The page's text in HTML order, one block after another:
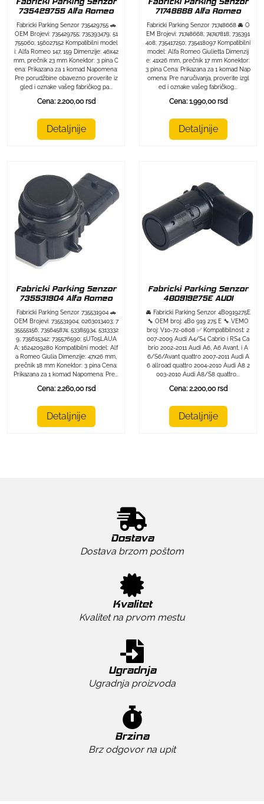
735429755 Alfa Romeo
Fabricki Parking Senzor 735429755 🚗
OEM Brojevi: 735429755; 735393479; 51
755060; 156027152 Kompatibilni model
i: Alfa Romeo 147, 159 Dimenzije: 46x42
mm, prečnik 23 mm Konektor: 3 pina C
ena: Prikazana za 1 komad Napomena:
Pre porudžbine obavezno proverite iz
gled i oznake vašeg fabričkog pa...
Cena: 2.200,00 rsd
Detaljnije
71748668 Alfa Romeo
Fabricki Parking Senzor 71748668 🚘 O
EM Brojevi: 71748668; 74747818; 735391
408; 735417250; 735418097 Kompatibilni
model: Alfa Romeo Giulietta Dimenzij
e: 41x26 mm, prečnik 17 mm Konektor:
3 pina Cena: Prikazana za 1 komad Nap
omena: Pre naručivanja, proverite izgl
ed i oznake vašeg fabričkog...
Cena: 1.990,00 rsd
Detaljnije
Fabricki Parking Senzor
735531904 Alfa Romeo
Fabricki Parking Senzor 735531904 🚗
OEM Brojevi: 735531904; 0263013403; 7
35555156; 735645874; 53385934; 5313332
9; 735615342; 735576590; 5UT05LAUA
A; 1624209280 Kompatibilni model: Alf
a Romeo Giulia Dimenzije: 47x26 mm,
prečnik 18 mm Konektor: 3 pina Cena:
Prikazana za 1 komad Napomena: Pre...
Cena: 2.260,00 rsd
Detaljnije
Fabricki Parking Senzor
4B0919275E AUDI
🚘 Fabricki Parking Senzor 4B0919275E
🔧 OEM broj: 4B0 919 275 E 🔧 VEMO
broj: V10-72-0808 ✅ Kompatibilnost: 2
007-2009 Audi A4/S4 Cabrio i RS4 Ca
brio 2002-2011 Audi A6, A6 Avant, i A
6/S6/Avant quattro 2007-2011 Audi A
6 allroad quattro 2004-2010 Audi A8 2
003-2010 Audi A8/S8 quattro...
Cena: 2.200,00 rsd
Detaljnije
Dostava
Dostava brzom poštom
Kvalitet
Kvalitet na prvom mestu
Ugradnja
Ugradnja proizvoda
Brzina
Brz odgovor na upit